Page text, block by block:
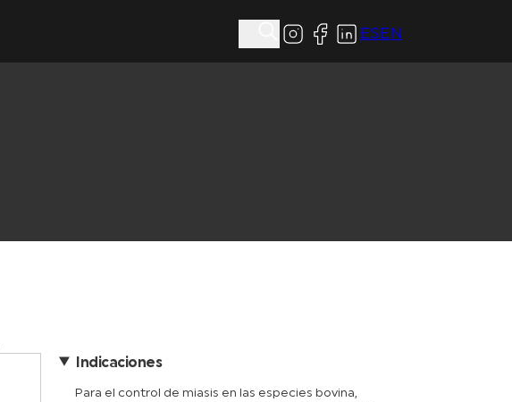
ES EN
Indicaciones
Para el control de miasis en las especies bovina,